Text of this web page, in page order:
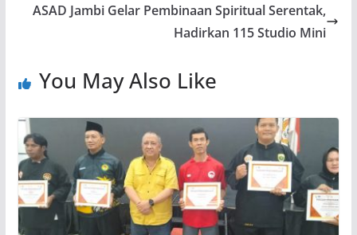
ASAD Jambi Gelar Pembinaan Spiritual Serentak,
Hadirkan 115 Studio Mini
You May Also Like